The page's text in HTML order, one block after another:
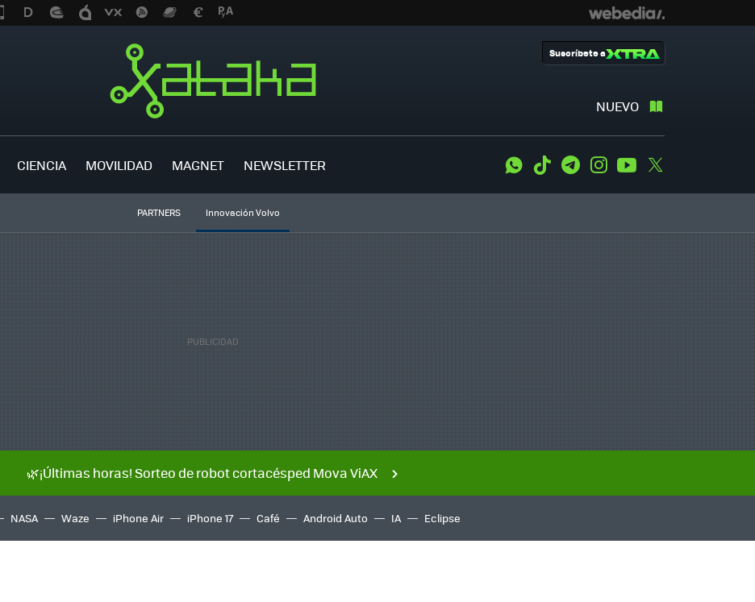
NUEVO
Suscríbete a
CIENCIA MOVILIDAD MAGNET NEWSLETTER WhatsApp
Tiktok TelegramInstagramYoutube
PARTNERS Innovación Volvo
🌿¡Últimas horas! Sorteo de robot cortacésped Mova ViAX
NASA Waze iPhone Air iPhone 17 Café Android Auto IA Eclipse